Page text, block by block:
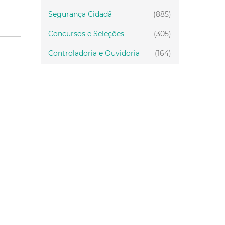
(885)
Segurança Cidadã
(305)
Concursos e Seleções
(164)
Controladoria e Ouvidoria